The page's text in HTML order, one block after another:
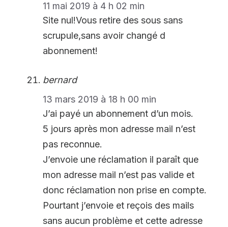
11 mai 2019 à 4 h 02 min
Site nul!Vous retire des sous sans
scrupule,sans avoir changé d
abonnement!
bernard
13 mars 2019 à 18 h 00 min
J’ai payé un abonnement d’un mois.
5 jours après mon adresse mail n’est
pas reconnue.
J’envoie une réclamation il paraît que
mon adresse mail n’est pas valide et
donc réclamation non prise en compte.
Pourtant j’envoie et reçois des mails
sans aucun problème et cette adresse